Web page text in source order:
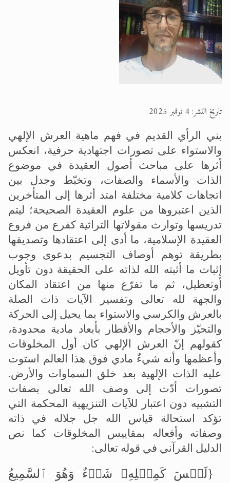
الحجّ.. دلالات، حِكم، وأهداف >> المزيد
اقرأ هذا المقال في أهمية عيد
تاريخ النشر: 4 نوفمبر 2025
بني الرأي القديم في فهم ماهية العرش الإلهي
والاستواء على تصورات اجتهادية حرفية، انعكس
أثرها على مباحث أصول العقيدة في موضوع
الذات والأسماء والصفات، وتخبّط وجدل بين
اتجاهات كلامية مختلفة امتد أثرها إلى المتأخرين
الذين اعتبروها من علوم العقيدة الصحيحة؛ ليتم
تدريسها وتوارث مقولاتها التراثية كفرع من فروع
العقيدة الإسلامية، ما أدى إلى اعتقادها وتصديقها
بطريقة توهم أوصاف التجسيم بدعوى وجوب
إثبات ما أثبته الله لذاته على الحقيقة دون تأويل
أوتعطيل، ثم ما تفرّع منها من اعتقاد المكان
والجهة لله تعالى وتفسير الآيات ذات الصلة
بالعرش والكرسي والاستواء بما يحيل إلى الحركة
والتحيّز والأحجام والأقطار بأبعاد مادية محدودة،
كقولهم إنّ العرش الإلهي كان أول المخلوقات
وأعظمها وأنه شيءٌ مادي فوق هذا العالم استوت
عليه الذات الإلهية بعد خلق السماوات والأرض.
تصورات أدّت إلى وصف الله تعالى بصفات
التشبيه دون اعتبار للآيات التنزيهية المحكمة التي
تؤكد استحالة قياس الله جل جلاله في ذاته
وصفاته وأفعاله بمقاييس المخلوقات كما نص
الدليل القرآني في قوله تعالى:
{لَیۡسَ كَمِثۡلِهِۦ شَیۡءٌ وَهُوَ ٱلسَّمِیعُ